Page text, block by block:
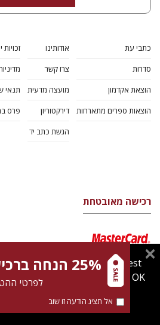
כתבי עת
סדרות
הוצאת אקדמון
הוצאות ספרים מתארחות
אודותינו
צרו קשר
מועצה מדעית
דירקטוריון
הגשת כתב יד
זכויות
תנאי
פרס
רכישה מאובטחת
cookies to give you the best
this website means you're OK
about ourcookies policy
25% הנחה ברכישה ראשונה
לפרטי
אל תציג הודעה זו שוב